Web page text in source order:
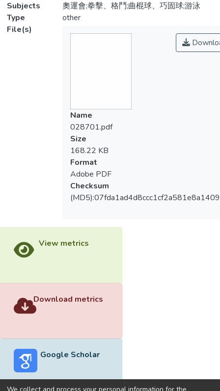
Subjects
奧運會;拳擊、格鬥;曲棍球、巧固球;游泳
Type
other
File(s)
Name
028701.pdf
Size
168.22 KB
Format
Adobe PDF
Checksum
View metrics
Download metrics
Google Scholar